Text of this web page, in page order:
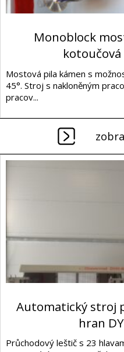
Monoblock
kotoučová
Mostová pila kámen s
45°. Stroj s nakloněným
pracov...
Automatický stroj
hran
Průchodový leštič s 23